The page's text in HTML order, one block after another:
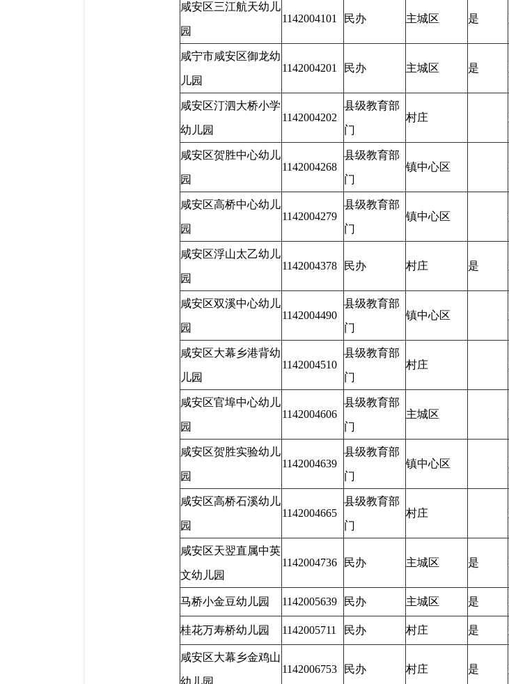
咸安区三江航天幼儿
园
1142004101 民办 主城区 是
咸宁市咸安区御龙幼
儿园
1142004201 民办 主城区 是
咸安区汀泗大桥小学
幼儿园
1142004202
县级教育部
门
村庄
咸安区贺胜中心幼儿
园
1142004268
县级教育部
门
镇中心区
咸安区高桥中心幼儿
园
1142004279
县级教育部
门
镇中心区
咸安区浮山太乙幼儿
园
1142004378 民办 村庄 是
咸安区双溪中心幼儿
园
1142004490
县级教育部
门
镇中心区
咸安区大幕乡港背幼
儿园
1142004510
县级教育部
门
村庄
咸安区官埠中心幼儿
园
1142004606
县级教育部
门
主城区
咸安区贺胜实验幼儿
园
1142004639
县级教育部
门
镇中心区
咸安区高桥石溪幼儿
园
1142004665
县级教育部
门
村庄
咸安区天翌直属中英
文幼儿园
1142004736 民办 主城区 是
马桥小金豆幼儿园 1142005639 民办 主城区 是
桂花万寿桥幼儿园 1142005711 民办 村庄 是
咸安区大幕乡金鸡山
幼儿园
1142006753 民办 村庄 是